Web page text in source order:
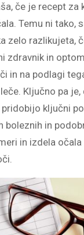
če je recept za
Temu ni tako,
zelo razlikujeta,
zdravnik in
in na podlagi
Ključno pa je,
ključni
boleznih in
in izdela očala